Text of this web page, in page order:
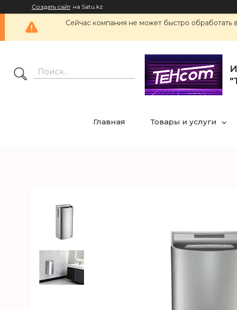
Создать сайт на Satu.kz
Сейчас компания не может быстро обработать
Главная Товары и услуги